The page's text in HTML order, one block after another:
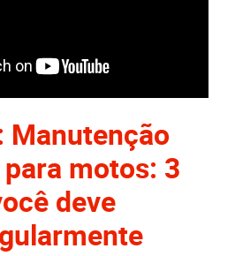
Manutenção
motos: 3
deve